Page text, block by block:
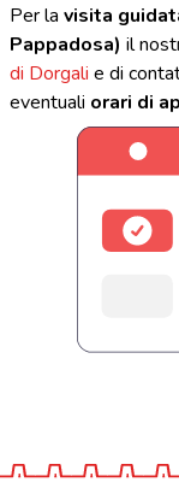
Per la visita
Pappadosa) il
di Dorgali e di
eventuali orari di